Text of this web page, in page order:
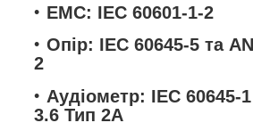
EMC: IEC 60601-1-2
Опір: IEC 60645-5 та
2
Аудіометр: IEC 60645-
3.6 Тип 2A